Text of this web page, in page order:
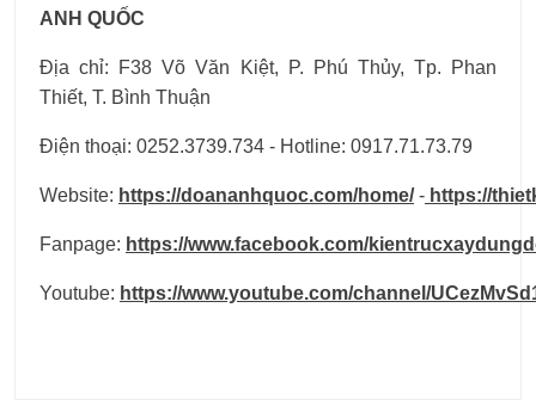
ANH QUỐC
Địa chỉ: F38 Võ Văn Kiệt, P. Phú Thủy, Tp. Phan
Thiết, T. Bình Thuận
Điện thoại: 0252.3739.734 - Hotline: 0917.71.73.79
Website: https://doananhquoc.com/home/- https://
Fanpage: https://www.facebook.com/
Youtube: https://www.youtube.com/channel/